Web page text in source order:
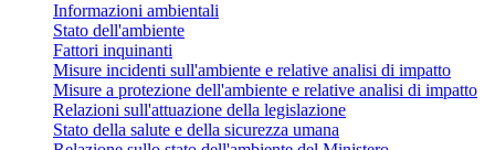
Informazioni ambientali
Stato dell'ambiente
Fattori inquinanti
Misure incidenti sull'ambiente e relative analisi di impatto
Misure a protezione dell'ambiente e relative analisi di impatto
Relazioni sull'attuazione della legislazione
Stato della salute e della sicurezza umana